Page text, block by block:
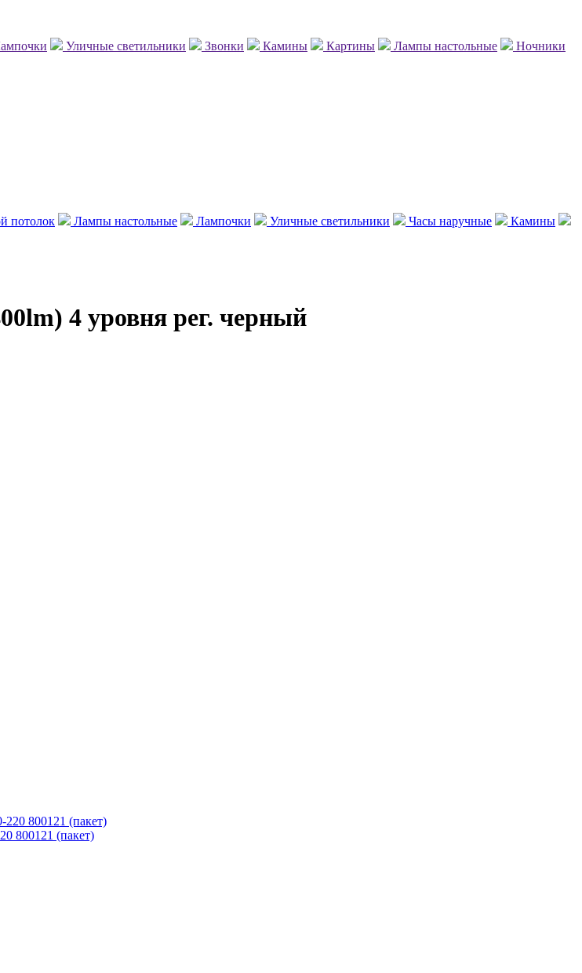
Уличные светильники Звонки Камины Картины Лампы настольные
Ночники
потолок Лампы настольные Лампочки Уличные светильники Часы наручные
Камины
4 уровня рег. черный
800121 (пакет)